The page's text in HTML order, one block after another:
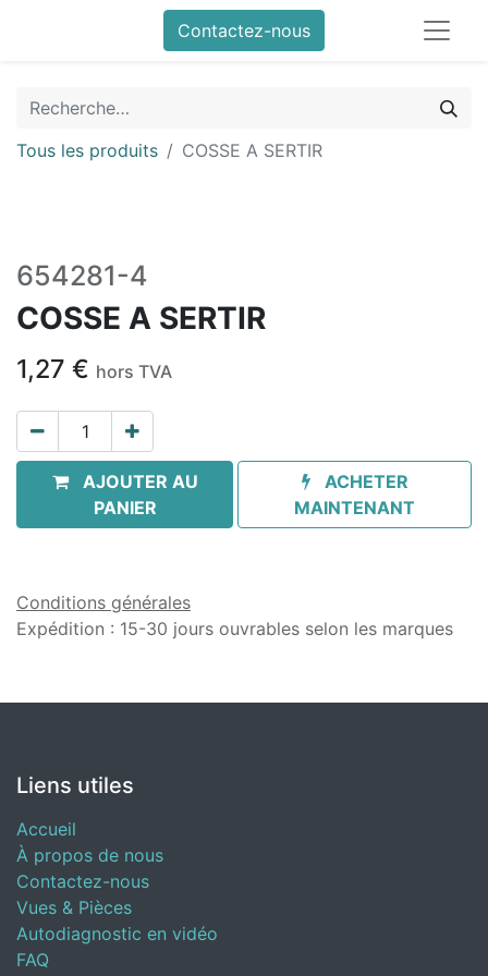
Contactez-nous
Tous les produits COSSE A SERTIR
654281-4
COSSE A SERTIR
1,27 € hors TVA
AJOUTER AU
PANIER
ACHETER
MAINTENANT
Conditions générales
Expédition : 15-30 jours ouvrables selon les marques
Liens utiles
Accueil
À propos de nous
Contactez-nous
Vues & Pièces
Autodiagnostic en vidéo
FAQ